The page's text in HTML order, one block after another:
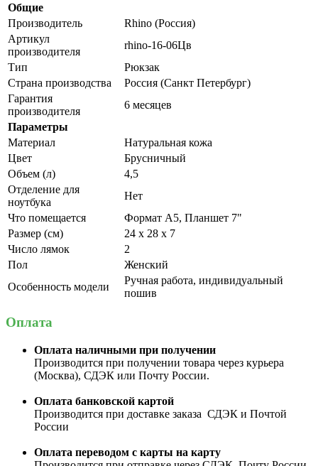
Общие
Производитель
Rhino (Россия)
Артикул
производителя
rhino-16-06Цв
Тип
Рюкзак
Страна производства
Россия (Санкт Петербург)
Гарантия
производителя
6 месяцев
Параметры
Материал
Натуральная кожа
Цвет
Брусничный
Объем (л)
4,5
Отделение для
ноутбука
Нет
Что помещается
Формат А5, Планшет 7"
Размер (см)
24 х 28 х 7
Число лямок
2
Пол
Женский
Особенность модели
Ручная работа, индивидуальный
пошив
Оплата
Оплата наличными при получении
Производится при получении товара через курьера
(Москва), СДЭК или Почту России.
Оплата банковской картой
Производится при доставке заказа СДЭК и Почтой
России
Оплата переводом с карты на карту